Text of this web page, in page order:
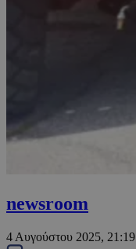
newsroom
4 Αυγούστου 2025, 21:19